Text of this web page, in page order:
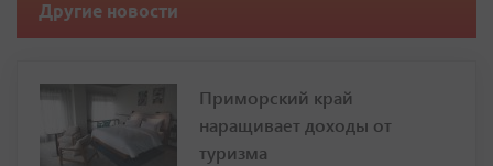
Другие новости
Приморский край
наращивает доходы от
туризма